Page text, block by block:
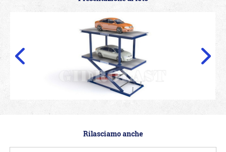
Rilasciamo anche